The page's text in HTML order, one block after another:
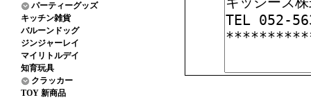
パーティーグッズ
キッチン雑貨
バルーンドッグ
ジンジャーレイ
マイリトルデイ
知育玩具
クラッカー
TOY 新商品